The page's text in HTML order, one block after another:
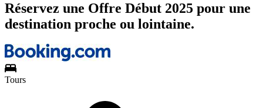
Réservez une Offre Début 2025 pour une
destination proche ou lointaine.
Tours